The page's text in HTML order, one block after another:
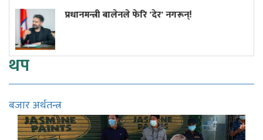
बालेनले फेरि 'देर' नगरून्!
थप
बजार अर्थतन्त्र